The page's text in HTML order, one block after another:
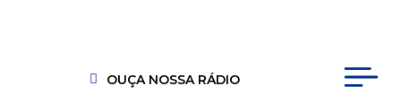
OUÇA NOSSA RÁDIO